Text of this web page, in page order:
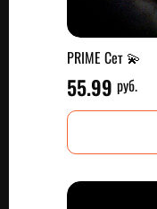
PRIME Сет 💫
55.99 руб.